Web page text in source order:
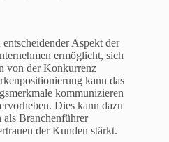
Aspekt der
ermöglicht, sich
von der Konkurrenz
kann das
kommunizieren
Dies kann dazu
als Branchenführer
der Kunden stärkt.